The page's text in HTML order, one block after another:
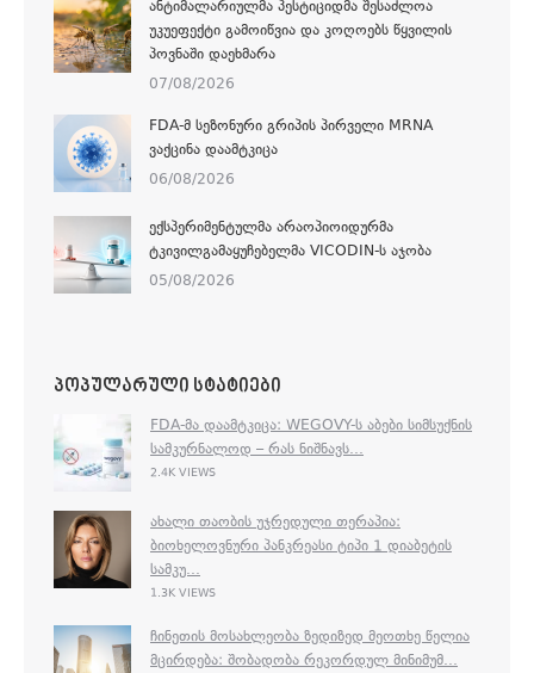
ᲐᲜᲢᲘᲛᲐᲚᲐᲠᲘᲣᲚᲛᲐ ᲞᲔᲡᲢᲘᲪᲘᲓᲛᲐ ᲨᲔᲡᲐᲫᲚᲝᲐ
ᲣᲙᲣᲔᲤᲔᲥᲢᲘ ᲒᲐᲛᲝᲘᲬᲕᲘᲐ ᲓᲐ ᲙᲝᲦᲝᲔᲑᲡ ᲬᲧᲕᲘᲚᲘᲡ
ᲞᲝᲕᲜᲐᲨᲘ ᲓᲐᲔᲮᲛᲐᲠᲐ
07/08/2026
FDA-Მ ᲡᲔᲖᲝᲜᲣᲠᲘ ᲒᲠᲘᲞᲘᲡ ᲞᲘᲠᲕᲔᲚᲘ MRNA
ᲕᲐᲥᲪᲘᲜᲐ ᲓᲐᲐᲛᲢᲙᲘᲪᲐ
06/08/2026
ᲔᲥᲡᲞᲔᲠᲘᲛᲔᲜᲢᲣᲚᲛᲐ ᲐᲠᲐᲝᲞᲘᲝᲘᲓᲣᲠᲛᲐ
ᲢᲙᲘᲕᲘᲚᲒᲐᲛᲐᲧᲣᲩᲔᲑᲔᲚᲛᲐ VICODIN-Ს ᲐᲯᲝᲑᲐ
05/08/2026
ᲞᲝᲞᲣᲚᲐᲠᲣᲚᲘ ᲡᲢᲐᲢᲘᲔᲑᲘ
FDA-ᲛᲐ ᲓᲐᲐᲛᲢᲙᲘᲪᲐ: WEGOVY-Ს ᲐᲑᲔᲑᲘ ᲡᲘᲛᲡᲣᲥᲜᲘᲡ
ᲡᲐᲛᲙᲣᲠᲜᲐᲚᲝᲓ – ᲠᲐᲡ ᲜᲘᲨᲜᲐᲕᲡ...
2.4K VIEWS
ᲐᲮᲐᲚᲘ ᲗᲐᲝᲑᲘᲡ ᲣᲯᲠᲔᲓᲣᲚᲘ ᲗᲔᲠᲐᲞᲘᲐ:
ᲑᲘᲝᲮᲔᲚᲝᲕᲜᲣᲠᲘ ᲞᲐᲜᲙᲠᲔᲐᲡᲘ ᲢᲘᲞᲘ 1 ᲓᲘᲐᲑᲔᲢᲘᲡ
ᲡᲐᲛᲙᲣ...
1.3K VIEWS
ᲩᲘᲜᲔᲗᲘᲡ ᲛᲝᲡᲐᲮᲚᲔᲝᲑᲐ ᲖᲔᲓᲘᲖᲔᲓ ᲛᲔᲝᲗᲮᲔ ᲬᲔᲚᲘᲐ
ᲛᲪᲘᲠᲓᲔᲑᲐ: ᲨᲝᲑᲐᲓᲝᲑᲐ ᲠᲔᲙᲝᲠᲓᲣᲚ ᲛᲘᲜᲘᲛᲣᲛ...